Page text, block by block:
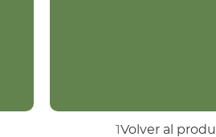
1Volver al